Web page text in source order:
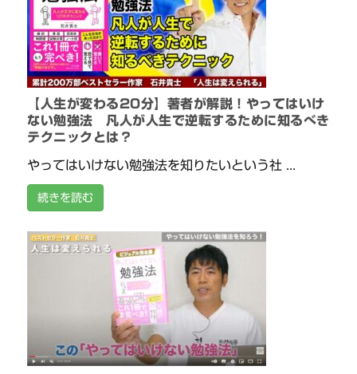
【人生が変わる20分】著者が解説！やってはいけ
ない勉強法 凡人が人生で逆転するために知るべき
テクニックとは？
やってはいけない勉強法を知りたいという社 ...
続きを読む